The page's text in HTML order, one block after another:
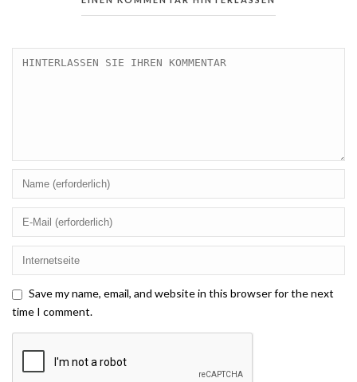
Save my name, email, and website in this browser for the next
time I comment.